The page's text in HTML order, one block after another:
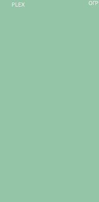
PLEX